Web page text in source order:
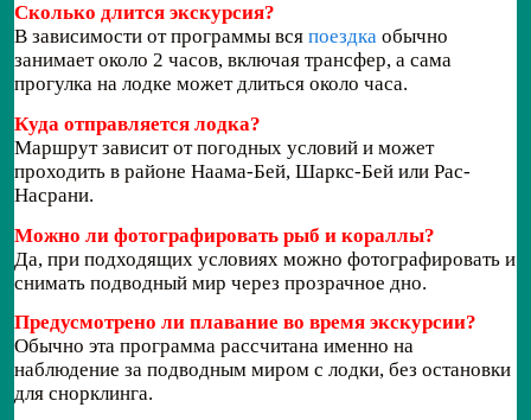
Сколько длится экскурсия?
В зависимости от программы вся поездка обычно
занимает около 2 часов, включая трансфер, а сама
прогулка на лодке может длиться около часа.
Куда отправляется лодка?
Маршрут зависит от погодных условий и может
проходить в районе Наама-Бей, Шаркс-Бей или Рас-
Насрани.
Можно ли фотографировать рыб и кораллы?
Да, при подходящих условиях можно фотографировать и
снимать подводный мир через прозрачное дно.
Предусмотрено ли плавание во время экскурсии?
Обычно эта программа рассчитана именно на
наблюдение за подводным миром с лодки, без остановки
для снорклинга.